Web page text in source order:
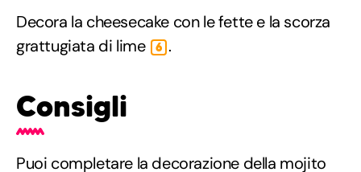
Decora la cheesecake con le fette e la scorza
grattugiata di lime
6 .
Consigli
Puoi completare la decorazione della mojito